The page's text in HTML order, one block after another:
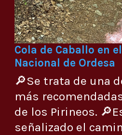
Cola de Caballo en
Nacional de Ordesa
🔎Se trata de una
más
de los Pirineos.
señalizado el